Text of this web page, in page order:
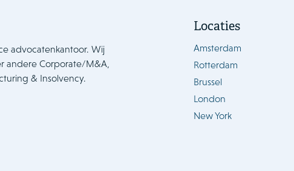
advocatenkantoor. Wij
andere Corporate/M&A,
& Insolvency.
Locaties
Amsterdam
Rotterdam
Brussel
London
New York